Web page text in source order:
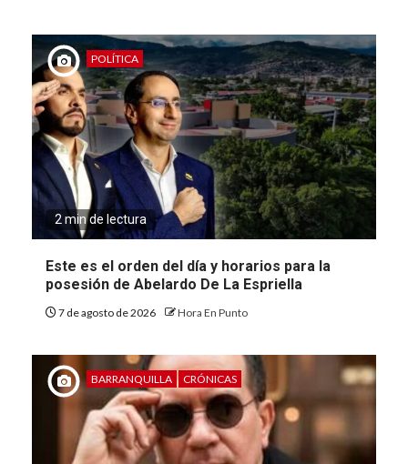
POLÍTICA
2 min de lectura
Este es el orden del día y horarios para la
posesión de Abelardo De La Espriella
7 de agosto de 2026 Hora En Punto
BARRANQUILLA CRÓNICAS